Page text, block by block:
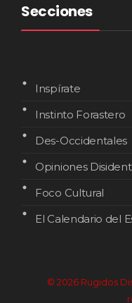
Secciones
Inspírate
Instinto Forastero
Des-Occidentales
Opiniones
Foco Cultural
El Calendario del
© 2026 Rugidos